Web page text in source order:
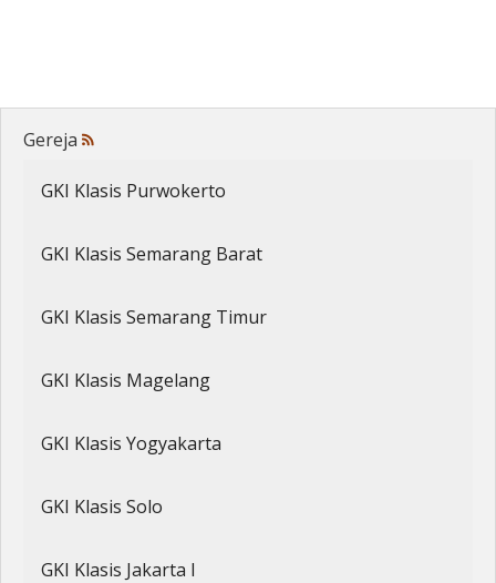
Gereja
GKI Klasis Purwokerto
GKI Klasis Semarang Barat
GKI Klasis Semarang Timur
GKI Klasis Magelang
GKI Klasis Yogyakarta
GKI Klasis Solo
GKI Klasis Jakarta I